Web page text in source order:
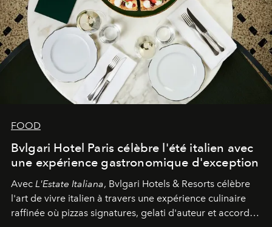
FOOD
Bvlgari Hotel Paris célèbre l'été italien avec
une expérience gastronomique d'exception
Avec L'Estate Italiana, Bvlgari Hotels & Resorts célèbre
l'art de vivre italien à travers une expérience culinaire
raffinée où pizzas signatures, gelati d'auteur et accords